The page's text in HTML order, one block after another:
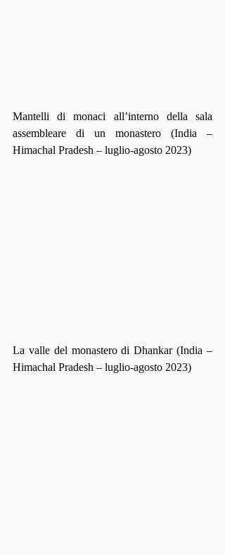
Mantelli di monaci all’interno della sala
assembleare di un monastero (India –
Himachal Pradesh – luglio-agosto 2023)
La valle del monastero di Dhankar (India –
Himachal Pradesh – luglio-agosto 2023)